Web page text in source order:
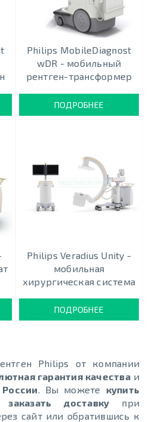
Philips MobileDiagnost
wDR - мобильный
рентген-трансформер
ПОДРОБНЕЕ
Philips Veradius Unity -
мобильная
хирургическая система
ПОДРОБНЕЕ
Philips от компании
гарантия качестваи
. Вы можете купить
заказать доставку при
сайт или обратившись к